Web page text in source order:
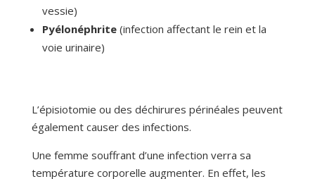
vessie)
Pyélonéphrite(infection affectant le rein et la
voie urinaire)
L’épisiotomie ou des déchirures périnéales peuvent
également causer des infections.
Une femme souffrant d’une infection verra sa
température corporelle augmenter. En effet, les